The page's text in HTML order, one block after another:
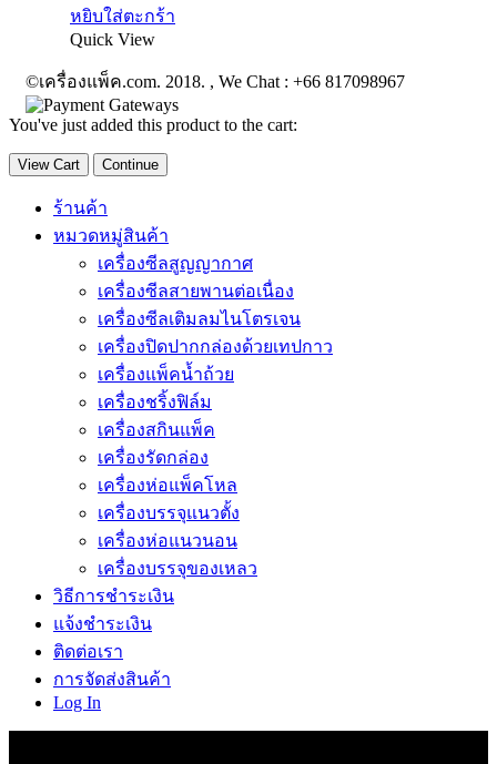
หยิบใส่ตะกร้า
Quick View
©เครื่องแพ็ค.com. 2018. , We Chat : +66 817098967
You've just added this product to the cart:
View Cart Continue
ร้านค้า
หมวดหมู่สินค้า
เครื่องซีลสูญญากาศ
เครื่องซีลสายพานต่อเนื่อง
เครื่องซีลเติมลมไนโตรเจน
เครื่องปิดปากกล่องด้วยเทปกาว
เครื่องแพ็คน้ำถ้วย
เครื่องชริ้งฟิล์ม
เครื่องสกินแพ็ค
เครื่องรัดกล่อง
เครื่องห่อแพ็คโหล
เครื่องบรรจุแนวตั้ง
เครื่องห่อแนวนอน
เครื่องบรรจุของเหลว
วิธีการชำระเงิน
แจ้งชำระเงิน
ติดต่อเรา
การจัดส่งสินค้า
Log In